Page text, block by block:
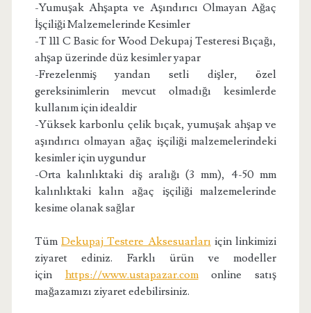
-Yumuşak Ahşapta ve Aşındırıcı Olmayan Ağaç
İşçiliği Malzemelerinde Kesimler
-T 111 C Basic for Wood Dekupaj Testeresi Bıçağı,
ahşap üzerinde düz kesimler yapar
-Frezelenmiş yandan setli dişler, özel
gereksinimlerin mevcut olmadığı kesimlerde
kullanım için idealdir
-Yüksek karbonlu çelik bıçak, yumuşak ahşap ve
aşındırıcı olmayan ağaç işçiliği malzemelerindeki
kesimler için uygundur
-Orta kalınlıktaki diş aralığı (3 mm), 4-50 mm
kalınlıktaki kalın ağaç işçiliği malzemelerinde
kesime olanak sağlar
TümDekupaj Testere Aksesuarları için linkimizi
ziyaret ediniz. Farklı ürün ve modeller
için https://www.ustapazar.comonline satış
mağazamızı ziyaret edebilirsiniz.